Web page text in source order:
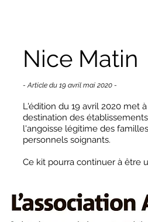
Nice Matin
- Article du 19 avril mai 2020 -
L'édition du 19 avril 2020 met
destination des
l'angoisse légitime des
personnels soignants.
Ce kit pourra continuer à être